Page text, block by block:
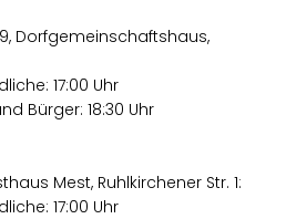
Dorfgemeinschaftshaus,
17:00 Uhr
Bürger: 18:30 Uhr
Mest, Ruhlkirchener Str. 1:
17:00 Uhr